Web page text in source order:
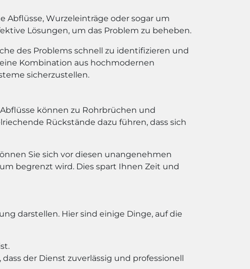
Abflüsse, Wurzeleinträge oder sogar um
Lösungen, um das Problem zu beheben.
des Problems schnell zu identifizieren und
Kombination aus hochmodernen
sicherzustellen.
können zu Rohrbrüchen und
Rückstände dazu führen, dass sich
Sie sich vor diesen unangenehmen
begrenzt wird. Dies spart Ihnen Zeit und
darstellen. Hier sind einige Dinge, auf die
der Dienst zuverlässig und professionell